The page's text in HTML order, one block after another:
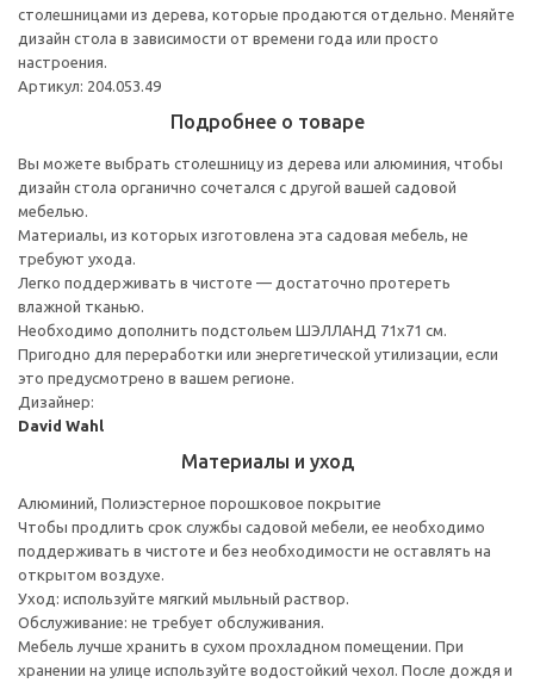
столешницами из дерева, которые продаются отдельно. Меняйте
дизайн стола в зависимости от времени года или просто
настроения.
Артикул: 204.053.49
Подробнее о товаре
Вы можете выбрать столешницу из дерева или алюминия, чтобы
дизайн стола органично сочетался с другой вашей садовой
мебелью.
Материалы, из которых изготовлена эта садовая мебель, не
требуют ухода.
Легко поддерживать в чистоте — достаточно протереть
влажной тканью.
Необходимо дополнить подстольем ШЭЛЛАНД 71x71 см.
Пригодно для переработки или энергетической утилизации, если
это предусмотрено в вашем регионе.
Дизайнер:
David Wahl
Материалы и уход
Алюминий, Полиэстерное порошковое покрытие
Чтобы продлить срок службы садовой мебели, ее необходимо
поддерживать в чистоте и без необходимости не оставлять на
открытом воздухе.
Уход: используйте мягкий мыльный раствор.
Обслуживание: не требует обслуживания.
Мебель лучше хранить в сухом прохладном помещении. При
хранении на улице используйте водостойкий чехол. После дождя и